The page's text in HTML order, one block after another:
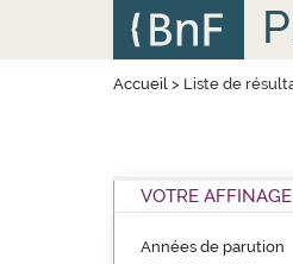
Accueil> Liste de
VOTRE AFFINAGE
Années de parution
Panneau de gestion des cookies